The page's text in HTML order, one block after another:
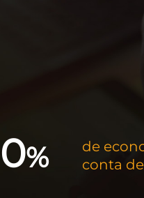
de
conta
0%